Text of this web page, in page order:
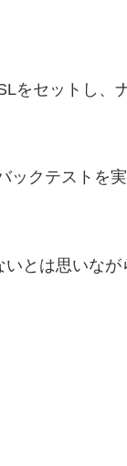
をセットし、
ックテストを
とは思いなが